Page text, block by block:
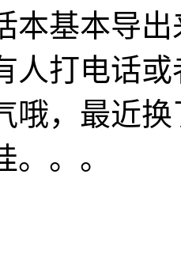
本基本导
人打电话
哦，最近
。。